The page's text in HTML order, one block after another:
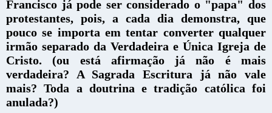
Francisco já pode ser considerado o "papa" dos
protestantes, pois, a cada dia demonstra, que
pouco se importa em tentar converter qualquer
irmão separado da Verdadeira e Única Igreja de
Cristo. (ou está afirmação já não é mais
verdadeira? A Sagrada Escritura já não vale
mais? Toda a doutrina e tradição católica foi
anulada?)